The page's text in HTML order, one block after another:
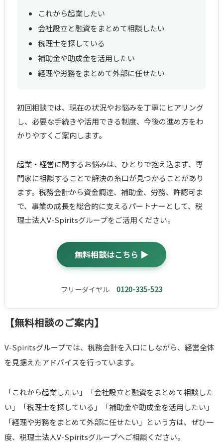
これから起業したい
会社設立と融資をまとめて相談したい
税理士を探している
補助金や助成金を活用したい
経理や労務をまとめて外部に任せたい
初回相談では、現在の状況やお悩みを丁寧にヒアリング
し、必要な手続きや活用できる制度、今後の進め方をわ
かりやすくご案内します。
起業・経営に関するお悩みは、ひとりで抱え込まず、専
門家に相談することで解決の糸口が見つかることがあり
ます。税務会計から資金調達、補助金、労務、許認可ま
で、事業の成長を総合的に支えるパートナーとして、税
理士法人V-Spiritsグループをご活用ください。
無料相談はこちら ▶
フリーダイヤル 0120-335-523
【無料相談のご案内】
V-Spiritsグループでは、税務会計を入口にしながら、経営全体
を見据えたアドバイスを行っています。
「これから起業したい」「会社設立と融資をまとめて相談した
い」「税理士を探している」「補助金や助成金を活用したい」
「経理や労務をまとめて外部に任せたい」という方は、ぜひ一
度、税理士法人V-Spiritsグループへご相談ください。